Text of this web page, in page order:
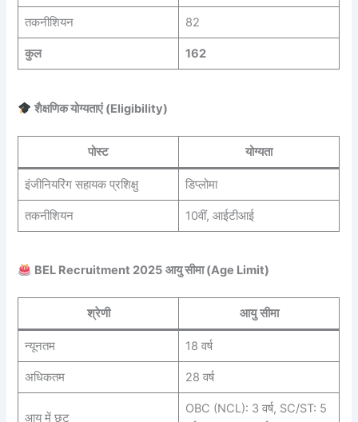
तकनीशियन 82
कुल 162
शैक्षणिक योग्यताएं (Eligibility)
पोस्ट योग्यता
इंजीनियरिंग सहायक प्रशिक्षु डिप्लोमा
तकनीशियन 10वीं, आईटीआई
BEL Recruitment 2025 आयु सीमा (Age Limit)
श्रेणी आयु सीमा
न्यूनतम 18 वर्ष
अधिकतम 28 वर्ष
आयु में छूट
OBC (NCL): 3 वर्ष, SC/ST: 5